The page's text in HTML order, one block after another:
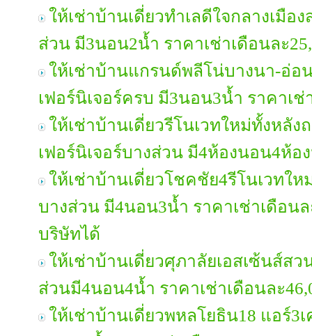
ให้เช่าบ้านเดี่ยวทำเลดีใจกลางเมือ
ส่วน มี3นอน2น้ำ ราคาเช่าเดือนละ
ให้เช่าบ้านแกรนด์พลีโน่บางนา-อ่อ
เฟอร์นิเจอร์ครบ มี3นอน3น้ำ ราคาเช่
ให้เช่าบ้านเดี่ยวรีโนเวทใหม่ทั้งหลั
เฟอร์นิเจอร์บางส่วน มี4ห้องนอน4ห้อ
ให้เช่าบ้านเดี่ยวโชคชัย4รีโนเวทให
บางส่วน มี4นอน3น้ำ ราคาเช่าเดือน
บริษัทได้
ให้เช่าบ้านเดี่ยวศุภาลัยเอสเซ้นส์สว
ส่วนมี4นอน4น้ำ ราคาเช่าเดือนละ
ให้เช่าบ้านเดี่ยวพหลโยธิน18 แอร์3